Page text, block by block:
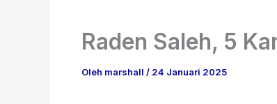
Raden Saleh, 5
Oleh marshall / 24 Januari 2025